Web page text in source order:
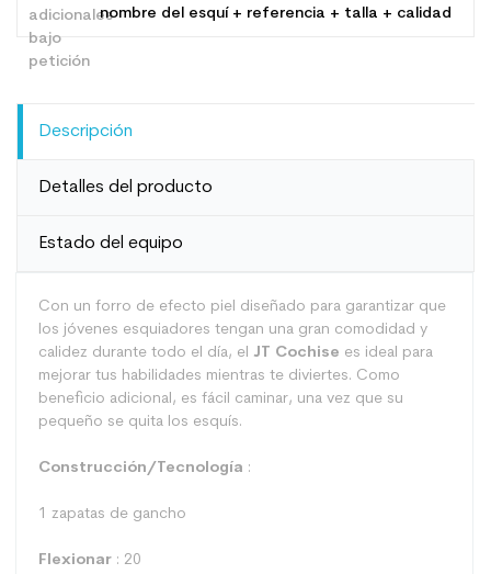
nombre del esquí + referencia + talla + calidad
Descripción
Detalles del producto
Estado del equipo
Con un forro de efecto piel diseñado para garantizar que
los jóvenes esquiadores tengan una gran comodidad y
calidez durante todo el día, el JT Cochise es ideal para
mejorar tus habilidades mientras te diviertes. Como
beneficio adicional, es fácil caminar, una vez que su
pequeño se quita los esquís.
Construcción/Tecnología :
1 zapatas de gancho
Flexionar : 20